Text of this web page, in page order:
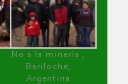
No a la minería ,
Bariloche,
Argentina